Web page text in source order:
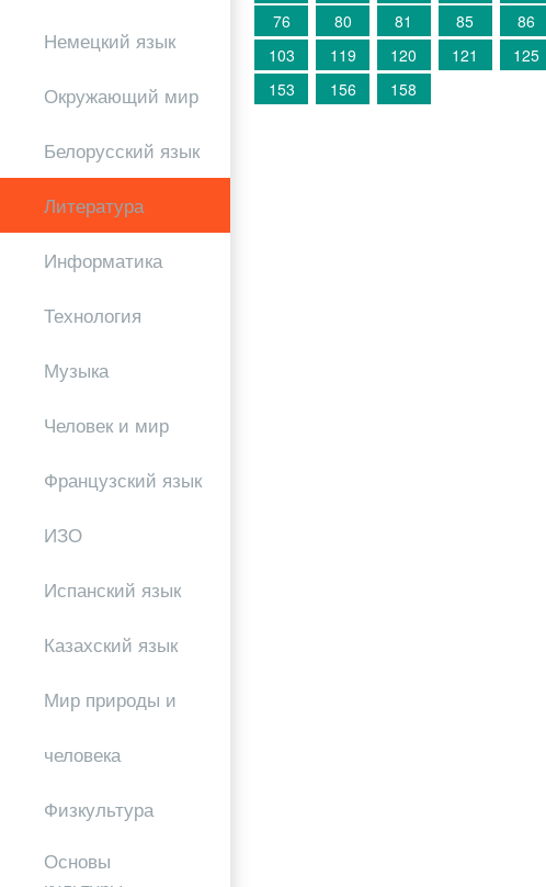
Немецкий язык
Окружающий мир
Белорусский язык
Литература
Информатика
Технология
Музыка
Человек и мир
Французский язык
ИЗО
Испанский язык
Казахский язык
Мир природы и
человека
Физкультура
Основы
76
80 81 85 86
103
119 120 121 125
153
156 158